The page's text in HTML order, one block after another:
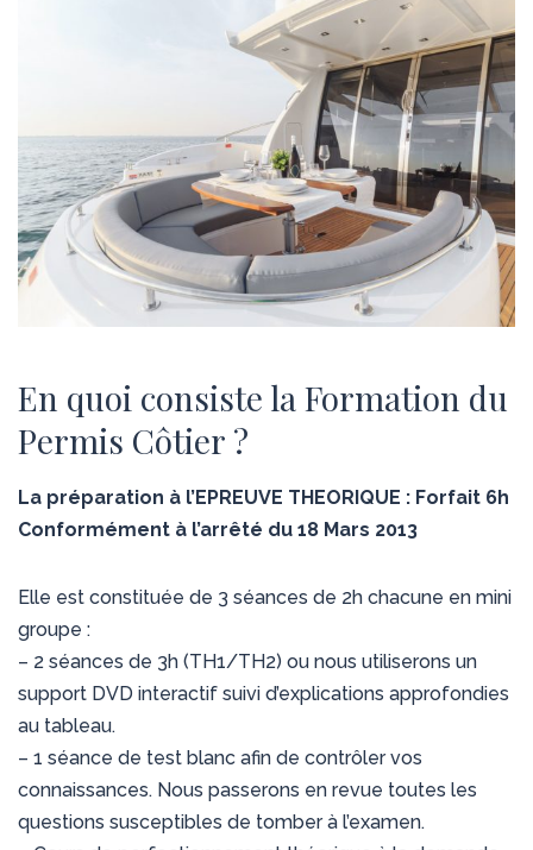
En quoi consiste la Formation du
Permis Côtier ?
La préparation à l’EPREUVE THEORIQUE : Forfait 6h
Conformément à l’arrêté du 18 Mars 2013
Elle est constituée de 3 séances de 2h chacune en mini
groupe :
– 2 séances de 3h (TH1/TH2) ou nous utiliserons un
support DVD interactif suivi d’explications approfondies
au tableau.
– 1 séance de test blanc afin de contrôler vos
connaissances. Nous passerons en revue toutes les
questions susceptibles de tomber à l’examen.